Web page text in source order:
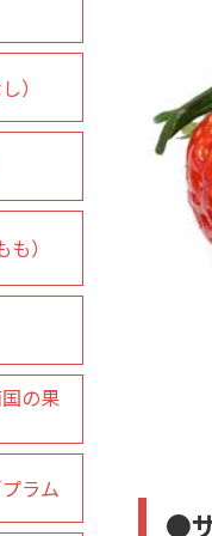
●
）
）
の果
ラム